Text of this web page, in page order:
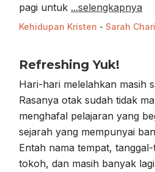
pagi untuk ...selengkapnya
Kehidupan Kristen - Sarah
Refreshing Yuk!
Hari-hari melelahkan masih
Rasanya otak sudah tidak
menghafal pelajaran yang
sejarah yang mempunyai
Entah nama tempat,
tokoh, dan masih banyak